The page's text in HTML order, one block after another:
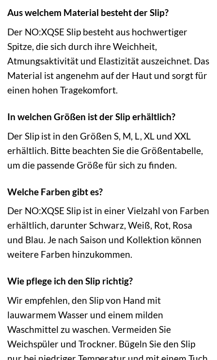
Aus welchem Material besteht der Slip?
Der NO:XQSE Slip besteht aus hochwertiger
Spitze, die sich durch ihre Weichheit,
Atmungsaktivität und Elastizität auszeichnet. Das
Material ist angenehm auf der Haut und sorgt für
einen hohen Tragekomfort.
In welchen Größen ist der Slip erhältlich?
Der Slip ist in den Größen S, M, L, XL und XXL
erhältlich. Bitte beachten Sie die Größentabelle,
um die passende Größe für sich zu finden.
Welche Farben gibt es?
Der NO:XQSE Slip ist in einer Vielzahl von Farben
erhältlich, darunter Schwarz, Weiß, Rot, Rosa
und Blau. Je nach Saison und Kollektion können
weitere Farben hinzukommen.
Wie pflege ich den Slip richtig?
Wir empfehlen, den Slip von Hand mit
lauwarmem Wasser und einem milden
Waschmittel zu waschen. Vermeiden Sie
Weichspüler und Trockner. Bügeln Sie den Slip